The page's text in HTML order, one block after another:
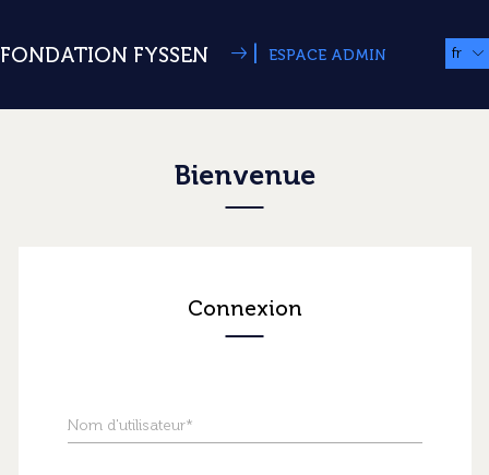
FONDATION FYSSEN | ESPACE ADMIN fr
Bienvenue
Connexion
Nom d'utilisateur*